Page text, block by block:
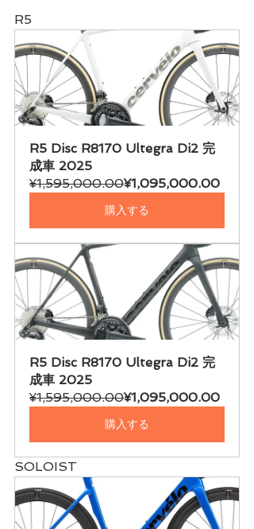
R5
R5 Disc R8170 Ultegra Di2 完
成車 2025
¥1,595,000.00¥1,095,000.00
購入する
R5 Disc R8170 Ultegra Di2 完
成車 2025
¥1,595,000.00¥1,095,000.00
購入する
SOLOIST